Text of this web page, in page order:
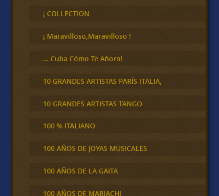
c
a
¡ COLLECTION
¡ Maravilloso,Maravilloso !
… Cuba Cómo Te Añoro!
10 GRANDES ARTISTAS PARÍS-ITALIA,
10 GRANDES ARTISTAS TANGO
100 % ITALIANO
100 AÑOS DE JOYAS MUSICALES
100 AÑOS DE LA GAITA
100 AÑOS DE MARIACHI